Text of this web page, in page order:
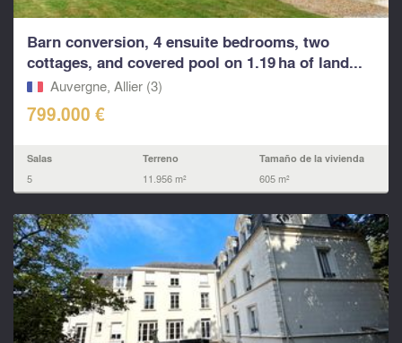
Barn conversion, 4 ensuite bedrooms, two
cottages, and covered pool on 1.19 ha of land...
Auvergne, Allier (3)
799.000 €
Salas
5
Terreno
11.956 m²
Tamaño de la vivienda
605 m²